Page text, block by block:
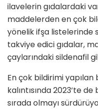
ilavelerin gıdalardaki
maddelerden en çok
yönelik ifşa listelerinde
takviye edici gıdalar,
çaylarındaki sildenafil
En çok bildirimi yapılan
kalıntısında 2023’te
sırada olmayı